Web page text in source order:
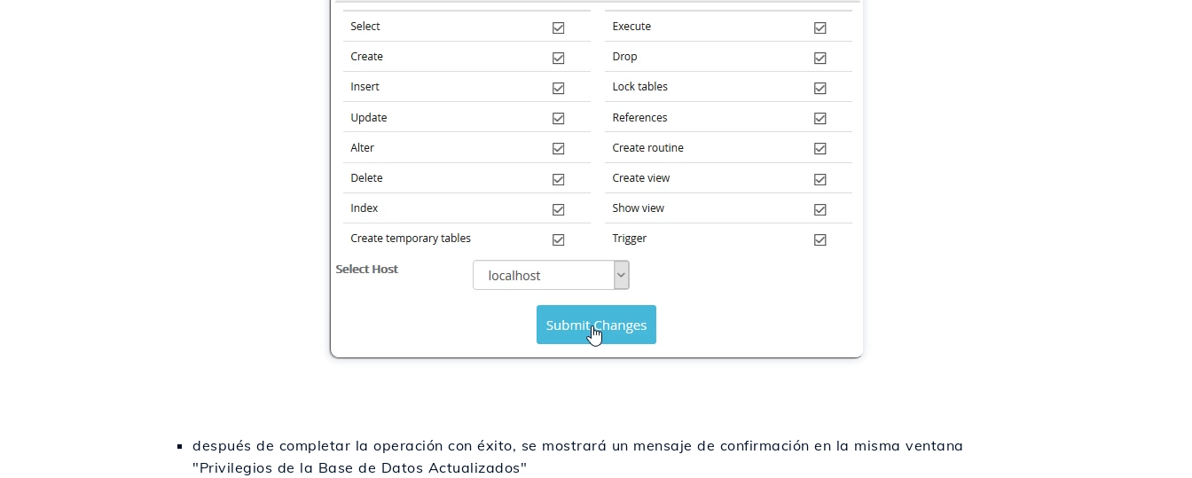
después de completar la operación con éxito, se mostrará un mensaje de confirmación en la misma ventana
"Privilegios de la Base de Datos Actualizados"